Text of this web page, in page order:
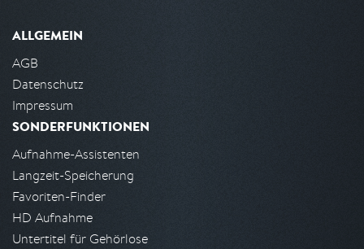
ALLGEMEIN
AGB
Datenschutz
Impressum
SONDERFUNKTIONEN
Aufnahme-Assistenten
Langzeit-Speicherung
Favoriten-Finder
HD Aufnahme
Untertitel für Gehörlose